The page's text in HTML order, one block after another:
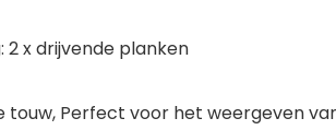
2 x drijvende planken
Perfect voor het weergeven